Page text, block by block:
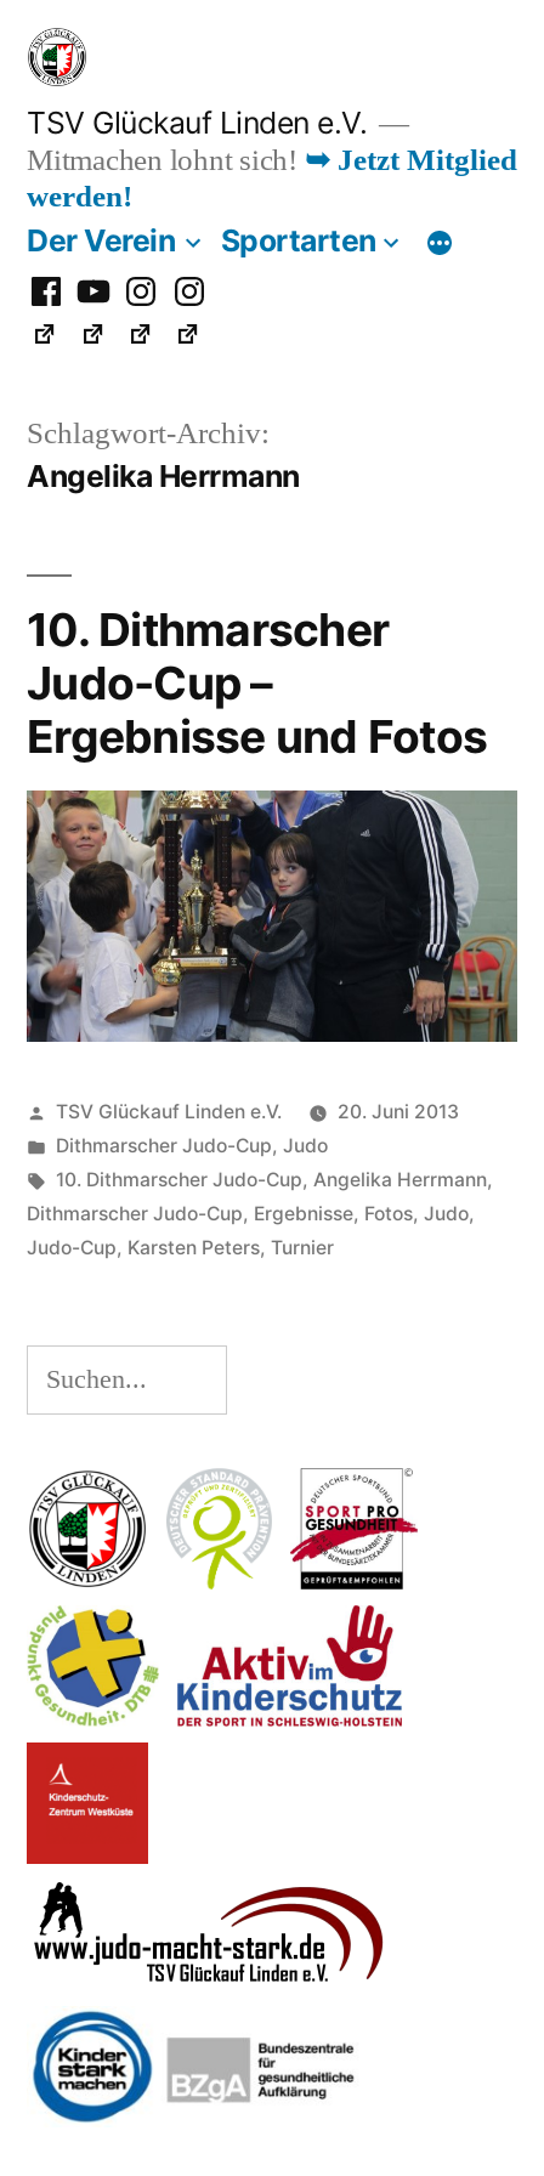
Zum
Inhalt
springen
TSV Glückauf Linden e.V.
Mitmachen lohnt sich! ➥ Jetzt Mitglied
werden!
Der Verein Sportarten
Facebook
YoutubeInstagramInstagram
Fußball
Schlagwort-Archiv:
Angelika Herrmann
10. Dithmarscher
Judo-Cup –
Ergebnisse und Fotos
Veröffentlicht
von
TSV Glückauf Linden e.V.
20. Juni 2013
Veröffentlicht
unter
Dithmarscher Judo-Cup, Judo
Schlagwörter:
10. Dithmarscher Judo-Cup, Angelika Herrmann,
Dithmarscher Judo-Cup, Ergebnisse, Fotos, Judo,
Judo-Cup, Karsten Peters, Turnier
Suchen